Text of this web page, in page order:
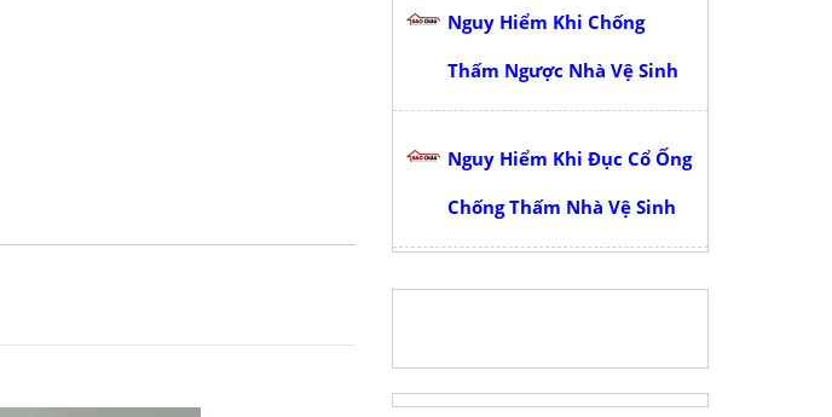
Nguy Hiểm Khi Chống
Thấm Ngược Nhà Vệ Sinh
Nguy Hiểm Khi Đục Cổ Ống
Chống Thấm Nhà Vệ Sinh